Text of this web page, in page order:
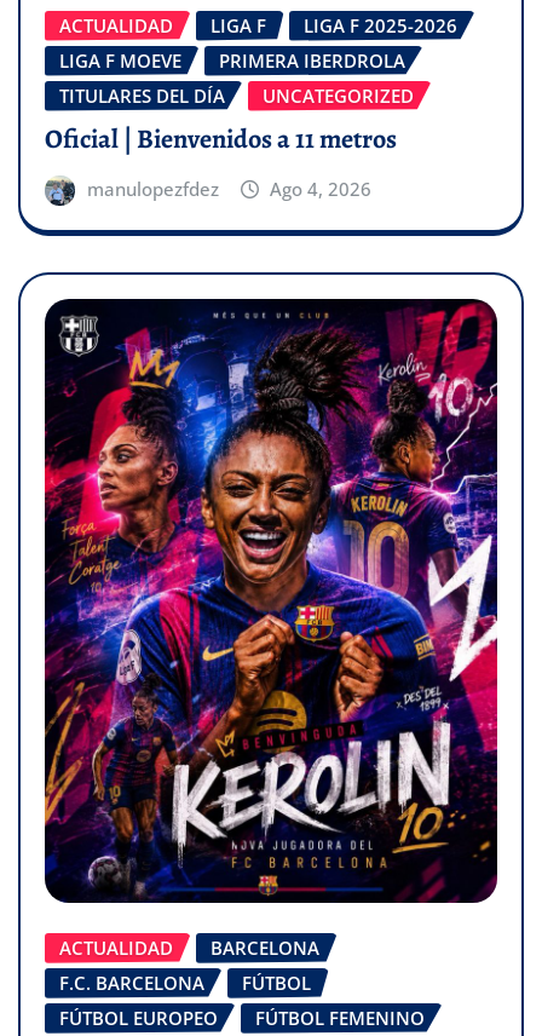
ACTUALIDAD LIGA F
LIGA F 2025-2026
LIGA F MOEVE
PRIMERA IBERDROLA
TITULARES DEL DÍA
UNCATEGORIZED
Oficial | Bienvenidos a 11 metros
manulopezfdez Ago 4, 2026
ACTUALIDAD
BARCELONA
F.C. BARCELONA
FÚTBOL
FÚTBOL EUROPEO
FÚTBOL FEMENINO